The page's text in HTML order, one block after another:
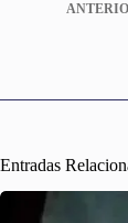
Entradas